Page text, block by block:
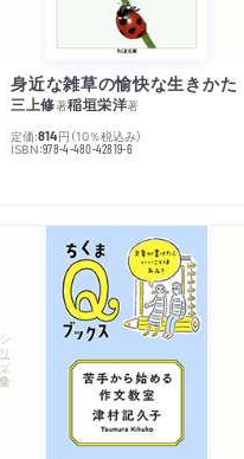
身近な雑草の愉快な生きかた
三上修著稲垣栄洋著
定価:814円 （10％税込み）
ISBN:978-4-480-42819-6
シリーズ・全集